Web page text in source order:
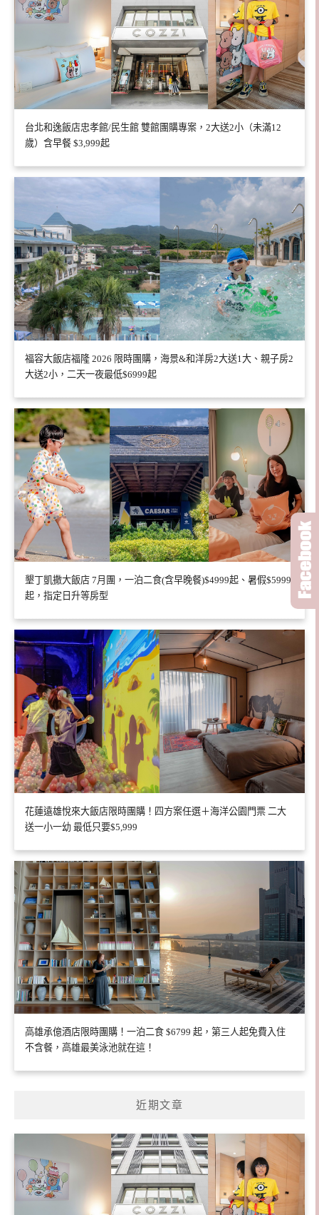
台北和逸飯店忠孝館/民生館 雙館團購專案，2大送2小（未滿12
歲）含早餐 $3,999起
福容大飯店福隆 2026 限時團購，海景&和洋房2大送1大、親子房2
大送2小，二天一夜最低$6999起
墾丁凱撒大飯店 7月團，一泊二食(含早晚餐)$4999起、暑假$5999
起，指定日升等房型
花蓮遠雄悅來大飯店限時團購！四方案任選＋海洋公園門票 二大
送一小一幼 最低只要$5,999
高雄承億酒店限時團購！一泊二食 $6799 起，第三人起免費入住
不含餐，高雄最美泳池就在這！
近期文章